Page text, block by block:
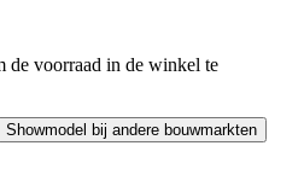
de voorraad in de winkel te
Showmodel bij andere bouwmarkten